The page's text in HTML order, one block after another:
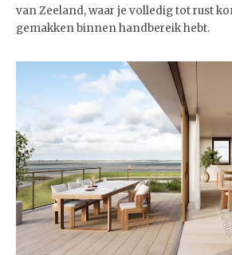
van Zeeland, waar je volledig tot rust
gemakken binnen handbereik hebt.